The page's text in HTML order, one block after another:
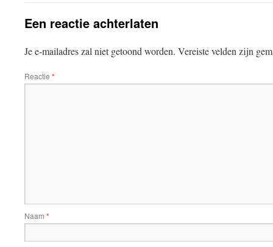
Een reactie achterlaten
Je e-mailadres zal niet getoond worden. Vereiste velden zijn
Reactie *
Naam *